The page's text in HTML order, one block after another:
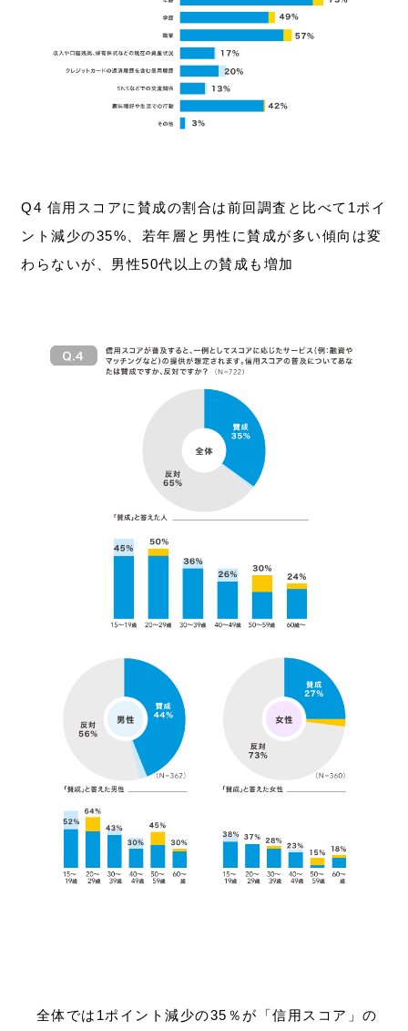
Q4 信用スコアに賛成の割合は前回調査と比べて1ポイ
ント減少の35%、若年層と男性に賛成が多い傾向は変
わらないが、男性50代以上の賛成も増加
全体では1ポイント減少の35％が「信用スコア」の